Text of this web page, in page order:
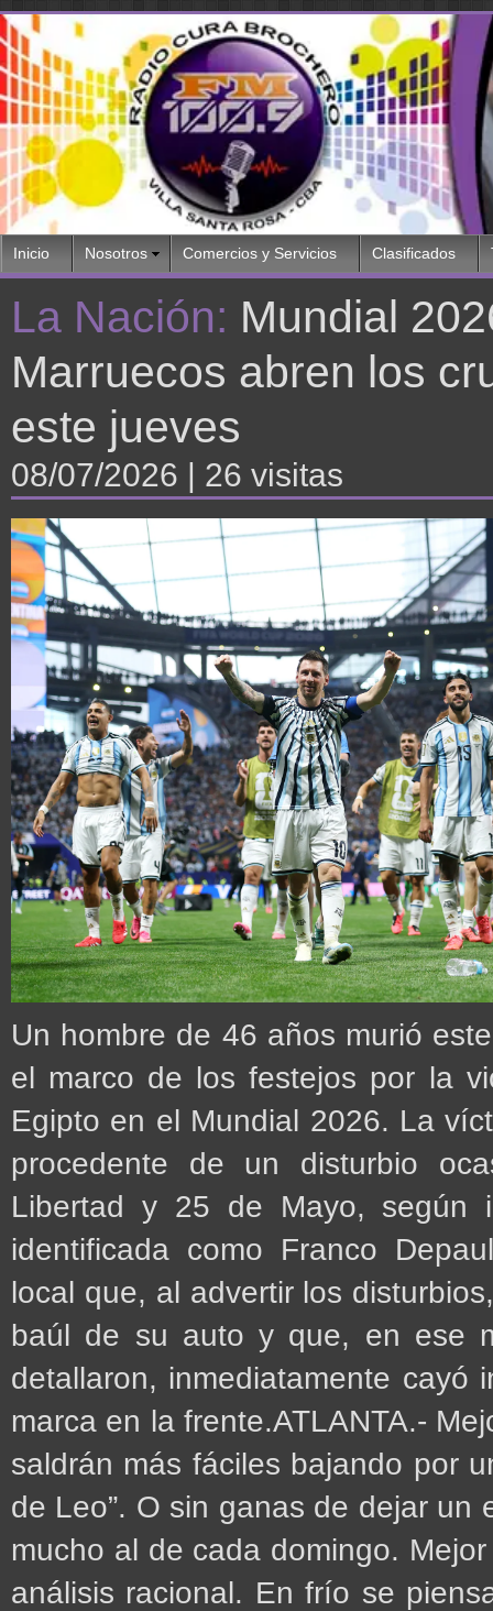
Inicio Nosotros Comercios y Servicios Clasificados
La Nación: Mundial
Marruecos abren los
este jueves
08/07/2026 | 26 visitas
Un hombre de 46 años murió
el marco de los festejos por la
Egipto en el Mundial 2026. La
procedente de un disturbio
Libertad y 25 de Mayo, según
identificada como Franco
local que, al advertir los
baúl de su auto y que, en ese
detallaron, inmediatamente cayó
marca en la frente.ATLANTA.-
saldrán más fáciles bajando por
de Leo”. O sin ganas de dejar
mucho al de cada domingo.
análisis racional. En frío se